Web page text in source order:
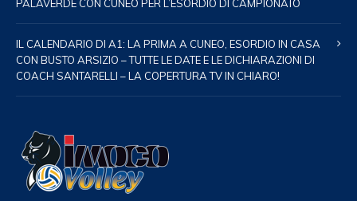
PALAVERDE CON CUNEO PER L’ESORDIO DI CAMPIONATO
IL CALENDARIO DI A1: LA PRIMA A CUNEO, ESORDIO IN CASA
CON BUSTO ARSIZIO – TUTTE LE DATE E LE DICHIARAZIONI DI
COACH SANTARELLI – LA COPERTURA TV IN CHIARO!